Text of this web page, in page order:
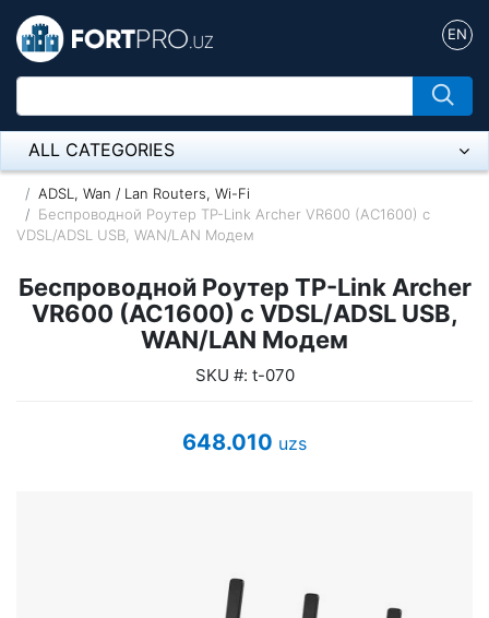
EN
ALL CATEGORIES
Микрофон
Напольные розетки
Оборудование Mikrotik
Пылесос
UPS Uninterruptible Power Supply
ADSL, Wan / Lan Routers, Wi-Fi
Беспроводной Роутер TP-Link Archer VR600 (AC1600) с
VDSL/ADSL USB, WAN/LAN Модем
Беспроводной Роутер TP-Link Archer
VR600 (AC1600) с VDSL/ADSL USB,
WAN/LAN Модем
SKU #: t-070
648.010 uzs